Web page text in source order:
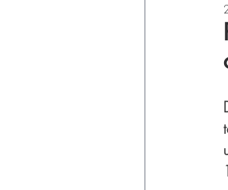
Santé -